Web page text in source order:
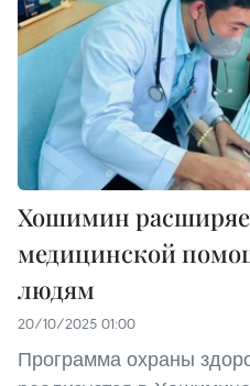
Хошимин
медицинской
людям
20/10/2025 01:00
Программа охраны